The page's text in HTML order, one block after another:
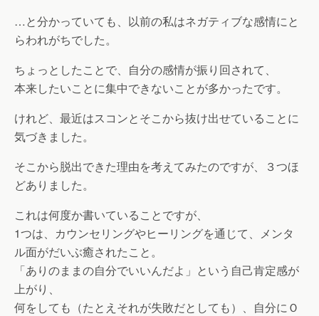
…と分かっていても、以前の私はネガティブな感情にと
らわれがちでした。
ちょっとしたことで、自分の感情が振り回されて、
本来したいことに集中できないことが多かったです。
けれど、最近はスコンとそこから抜け出せていることに
気づきました。
そこから脱出できた理由を考えてみたのですが、３つほ
どありました。
これは何度か書いていることですが、
1つは、カウンセリングやヒーリングを通じて、メンタ
ル面がだいぶ癒されたこと。
「ありのままの自分でいいんだよ」という自己肯定感が
上がり、
何をしても（たとえそれが失敗だとしても）、自分にＯ